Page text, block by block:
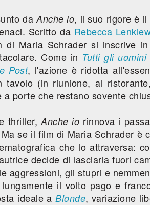
daAnche io, il suo rigore è il
Scritto da Rebecca
di Maria Schrader si inscrive
Come in Tutti gli uomini
Post, l'azione è ridotta
tavolo (in riunione, al
porte che restano sovente
thriller,Anche io rinnova i
se il film di Maria Schrader è
che lo attraversa:
decide di lasciarla fuori
aggressioni, gli stupri e
il volto pago e
ideale aBlonde, variazione